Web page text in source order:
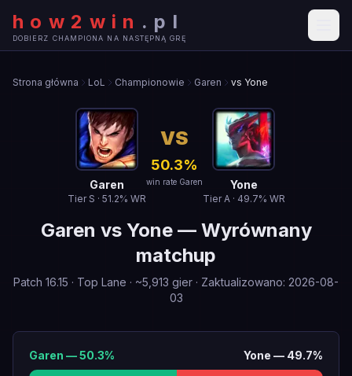
how2win . pl
DOBIERZ CHAMPIONA NA NASTĘPNĄ GRĘ
Strona główna LoL Championowie Garen vs Yone
Garen
Tier S · 51.2% WR
VS
50.3%
win rate Garen Yone
TierA· 49.7% WR
Garen vs Yone— Wyrównany
matchup
Patch 16.15 · Top Lane · ~5,913 gier · Zaktualizowano: 2026-08-
03
Garen —50.3% Yone — 49.7%